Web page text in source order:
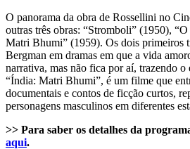
O panorama da obra de Rossellini no
outras três obras: “Stromboli” (1950),
Matri Bhumi” (1959). Os dois primeiros
Bergman em dramas em que a vida
narrativa, mas não fica por aí, trazendo o
“Índia: Matri Bhumi”, é um filme que
documentais e contos de ficção curtos,
personagens masculinos em diferentes
>> Para saber os detalhes da
aqui.